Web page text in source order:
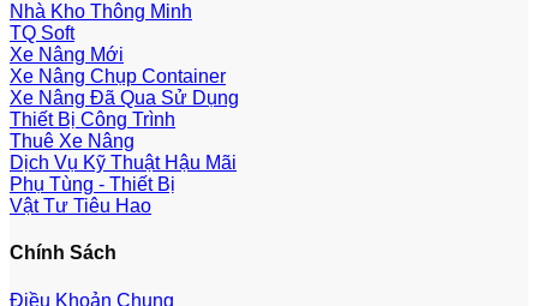
Nhà Kho Thông Minh
TQ Soft
Xe Nâng Mới
Xe Nâng Chụp Container
Xe Nâng Đã Qua Sử Dụng
Thiết Bị Công Trình
Thuê Xe Nâng
Dịch Vụ Kỹ Thuật Hậu Mãi
Phụ Tùng - Thiết Bị
Vật Tư Tiêu Hao
Chính Sách
Điều Khoản Chung